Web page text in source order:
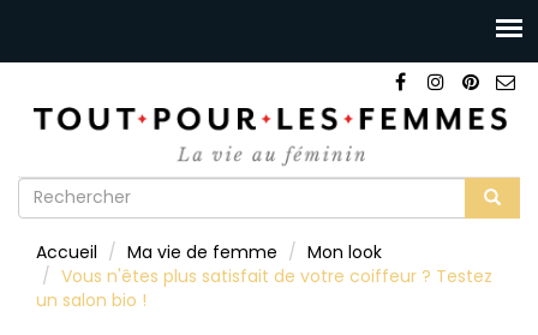
Formulaire
recherche
Accueil Ma vie de femme
Mon look
Vous n'êtes plus satisfait de votre coiffeur ? Testez
un salon bio !